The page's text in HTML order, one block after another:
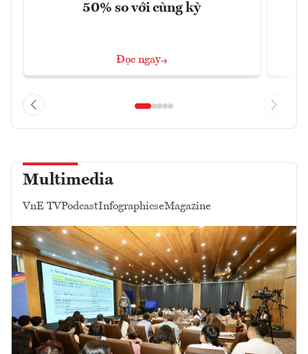
50% so với cùng kỳ
Đọc ngay
Multimedia
VnE TVPodcastInfographicseMagazine